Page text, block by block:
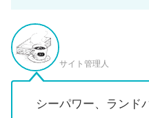
サイト管理人
シーパワー、ランド